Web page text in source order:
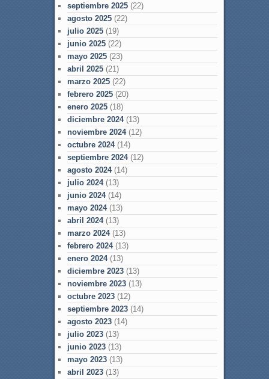
septiembre 2025(22)
agosto 2025(22)
julio 2025(19)
junio 2025(22)
mayo 2025(23)
abril 2025(21)
marzo 2025(22)
febrero 2025(20)
enero 2025(18)
diciembre 2024(13)
noviembre 2024(12)
octubre 2024(14)
septiembre 2024(12)
agosto 2024(14)
julio 2024(13)
junio 2024(14)
mayo 2024(13)
abril 2024(13)
marzo 2024(13)
febrero 2024(13)
enero 2024(13)
diciembre 2023(13)
noviembre 2023(13)
octubre 2023(12)
septiembre 2023(14)
agosto 2023(14)
julio 2023(13)
junio 2023(13)
mayo 2023(13)
abril 2023(13)